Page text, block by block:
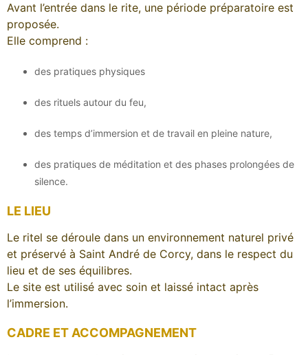
Avant l’entrée dans le rite, une période préparatoire est
proposée.
Elle comprend :
des pratiques physiques
des rituels autour du feu,
des temps d’immersion et de travail en pleine nature,
des pratiques de méditation et des phases prolongées de
silence.
LE LIEU
Le ritel se déroule dans un environnement naturel privé
et préservé à Saint André de Corcy, dans le respect du
lieu et de ses équilibres.
Le site est utilisé avec soin et laissé intact après
l’immersion.
CADRE ET ACCOMPAGNEMENT